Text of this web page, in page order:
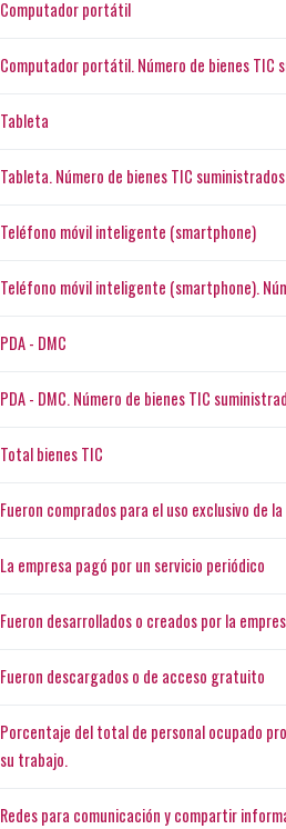
Computador portátil
Computador portátil. Número de bienes TIC
Tableta
Tableta. Número de bienes TIC
Teléfono móvil inteligente (smartphone)
Teléfono móvil inteligente (smartphone).
PDA - DMC
PDA - DMC. Número de bienes TIC
Total bienes TIC
Fueron comprados para el uso exclusivo de
La empresa pagó por un servicio periódico
Fueron desarrollados o creados por la
Fueron descargados o de acceso gratuito
Porcentaje del total de personal ocupado
su trabajo.
Redes para comunicación y compartir